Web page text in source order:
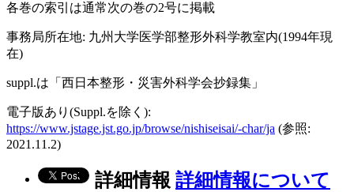
各巻の索引は通常次の巻の2号に掲載
事務局所在地: 九州大学医学部整形外科学教室内(1994年現
在)
suppl.は「西日本整形・災害外科学会抄録集」
電子版あり(Suppl.を除く):
https://www.jstage.jst.go.jp/browse/nishiseisai/-char/ja (参照:
2021.11.2)
詳細情報 詳細情報について